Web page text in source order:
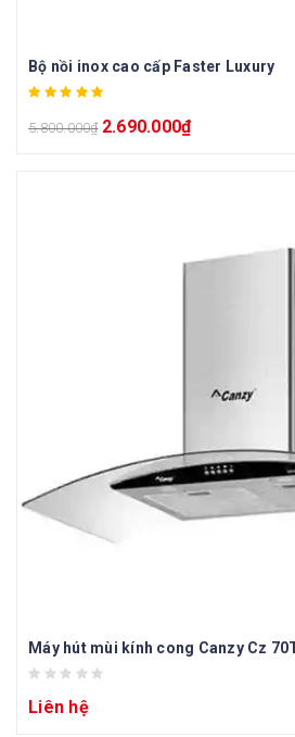
Bộ nồi inox cao cấp Faster Luxury
5.800.000₫ 2.690.000₫
Máy hút mùi kính cong Canzy Cz
Liên hệ